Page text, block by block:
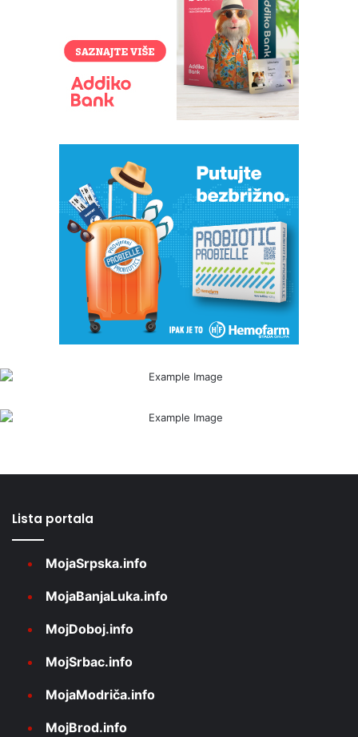
Lista portala
MojaSrpska.info
MojaBanjaLuka.info
MojDoboj.info
MojSrbac.info
MojaModriča.info
MojBrod.info